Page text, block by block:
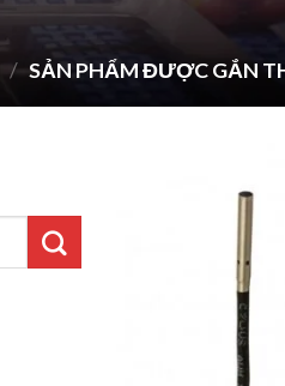
/ SẢN PHẨM ĐƯỢC GẮN